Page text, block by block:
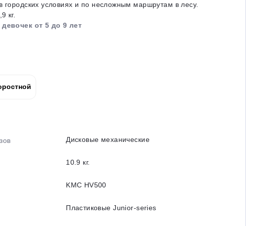
городских условиях и по несложным маршрутам в лесу.
кг.
от 5 до 9 лет
Дисковые механические
10.9 кг.
KMC HV500
Пластиковые Junior-series